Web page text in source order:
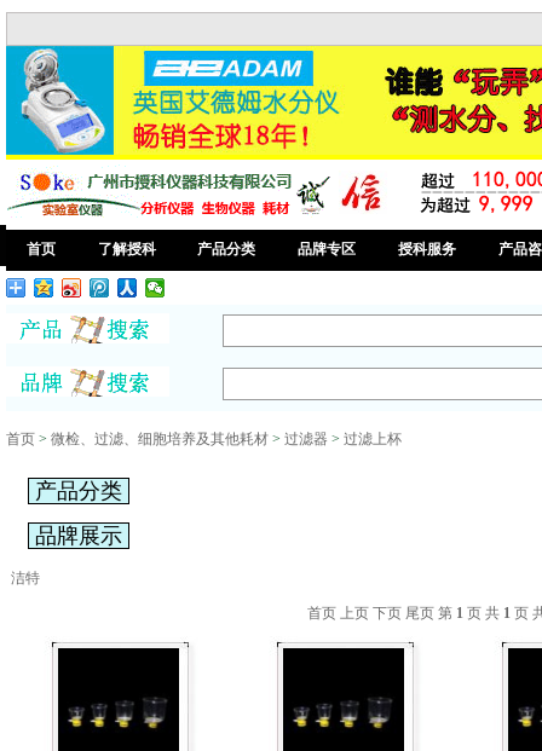
首页 了解授科 产品分类 品牌专区 授科服务 产品
首页> 微检、过滤、细胞培养及其他耗材> 过滤器 > 过滤上杯
产品分类
品牌展示
洁特
首页 上页 下页 尾页 第 1 页 共 1 页